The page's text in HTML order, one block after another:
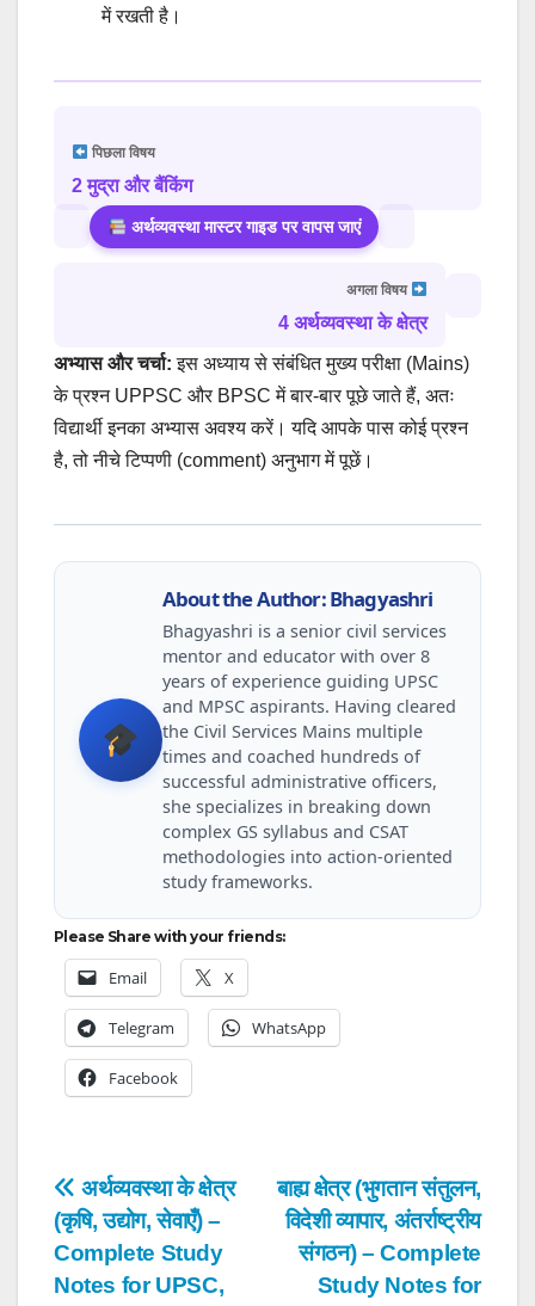
में रखती है।
पिछला विषय
2 मुद्रा और बैंकिंग
अर्थव्यवस्था मास्टर गाइड पर वापस जाएं
अगला विषय
4 अर्थव्यवस्था के क्षेत्र
अभ्यास और चर्चा: इस अध्याय से संबंधित मुख्य परीक्षा (Mains)
के प्रश्न UPPSC और BPSC में बार-बार पूछे जाते हैं, अतः
विद्यार्थी इनका अभ्यास अवश्य करें। यदि आपके पास कोई प्रश्न
है, तो नीचे टिप्पणी (comment) अनुभाग में पूछें।
About the Author: Bhagyashri
Bhagyashri is a senior civil services
mentor and educator with over 8
years of experience guiding UPSC
and MPSC aspirants. Having cleared
the Civil Services Mains multiple
times and coached hundreds of
successful administrative officers,
she specializes in breaking down
complex GS syllabus and CSAT
methodologies into action-oriented
study frameworks.
Please Share with your friends:
Email X
Telegram WhatsApp
Facebook
Post
navigation
बाह्य क्षेत्र (भुगतान संतुलन,
विदेशी व्यापार, अंतर्राष्ट्रीय
संगठन) – Complete
Study Notes for
अर्थव्यवस्था के क्षेत्र
(कृषि, उद्योग, सेवाएँ) –
Complete Study
Notes for UPSC,